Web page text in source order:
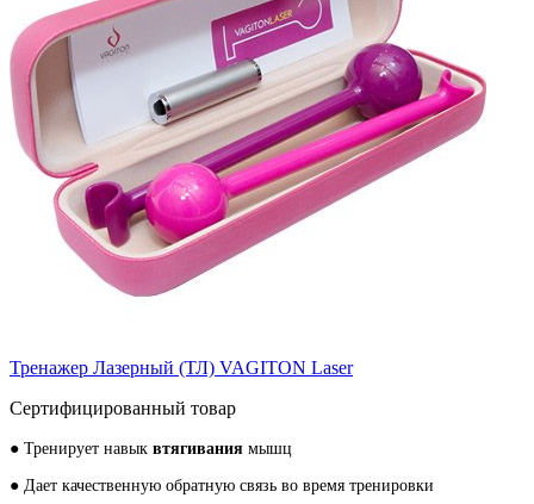
Тренажер Лазерный (ТЛ) VAGITON Laser
Сертифицированный товар
● Тренирует навык втягивания мышц
● Дает качественную обратную связь во время тренировки